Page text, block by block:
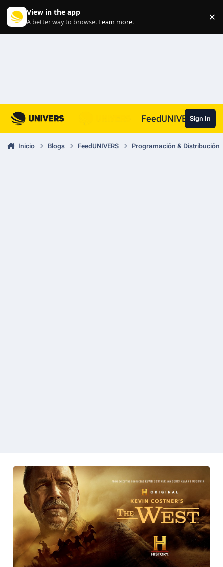
View in the app
A better way to browse. Learn more. ×
FeedUNIVERSSign In
Inicio Blogs FeedUNIVERS Programación & Distribución